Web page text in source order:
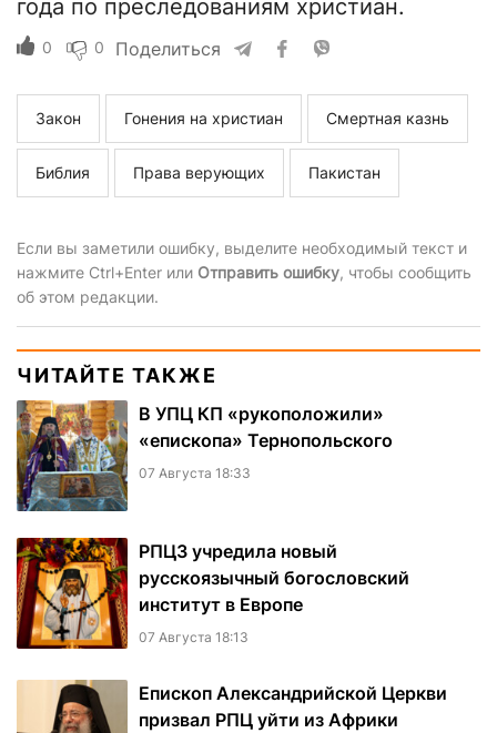
года по преследованиям христиан.
0 0 Поделиться
Закон Гонения на христиан Смертная казнь
Библия Права верующих Пакистан
Если вы заметили ошибку, выделите необходимый текст и
нажмите Ctrl+Enter или Отправить ошибку, чтобы сообщить
об этом редакции.
ЧИТАЙТЕ ТАКЖЕ
В УПЦ КП «рукоположили»
«епископа» Тернопольского
07 Августа 18:33
РПЦЗ учредила новый
русскоязычный богословский
институт в Европе
07 Августа 18:13
Епископ Александрийской Церкви
призвал РПЦ уйти из Африки